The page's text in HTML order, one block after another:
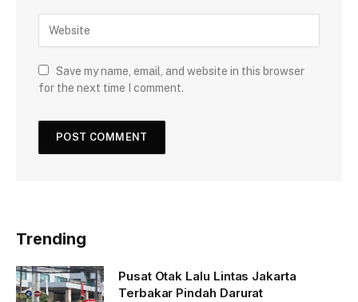
Save my name, email, and website in this browser
for the next time I comment.
Trending
Pusat Otak Lalu Lintas Jakarta
Terbakar Pindah Darurat